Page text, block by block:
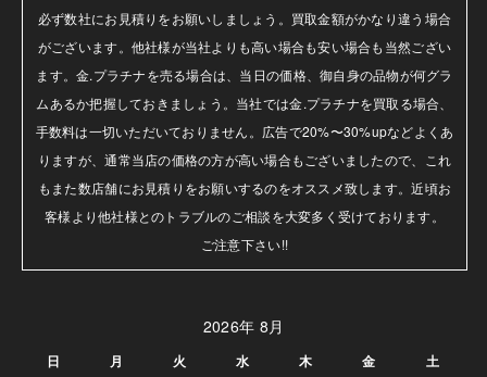
必ず数社にお見積りをお願いしましょう。買取金額がかなり違う場合
がございます。他社様が当社よりも高い場合も安い場合も当然ござい
ます。金.プラチナを売る場合は、当日の価格、御自身の品物が何グラ
ムあるか把握しておきましょう。当社では金.プラチナを買取る場合、
手数料は一切いただいておりません。広告で20%〜30%upなどよくあ
りますが、通常当店の価格の方が高い場合もございましたので、これ
もまた数店舗にお見積りをお願いするのをオススメ致します。近頃お
客様より他社様とのトラブルのご相談を大変多く受けております。
ご注意下さい!!
2026年 8月
日 月 火 水 木 金 土